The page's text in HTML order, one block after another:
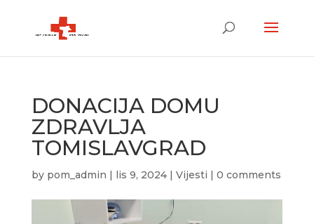
DONACIJA DOMU
ZDRAVLJA
TOMISLAVGRAD
by pom_admin | lis 9, 2024| Vijesti | 0 comments